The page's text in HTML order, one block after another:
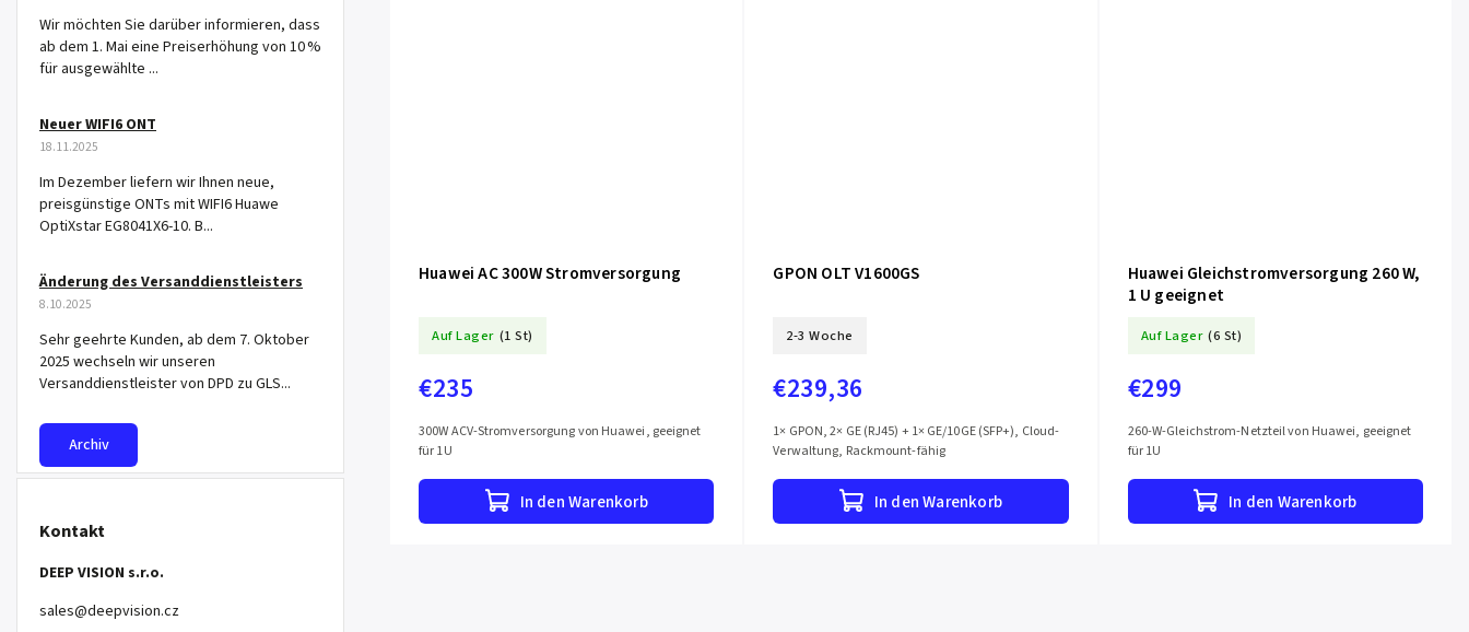
Wir möchten Sie darüber informieren, dass
ab dem 1. Mai eine Preiserhöhung von 10 %
für ausgewählte ...
Neuer WIFI6 ONT
18.11.2025
Im Dezember liefern wir Ihnen neue,
preisgünstige ONTs mit WIFI6 Huawe
OptiXstar EG8041X6-10. B...
Änderung des Versanddienstleisters
8.10.2025
Sehr geehrte Kunden, ab dem 7. Oktober
2025 wechseln wir unseren
Versanddienstleister von DPD zu GLS...
Archiv
Kontakt
DEEP VISION s.r.o.
sales@deepvision.cz
Huawei AC 300W Stromversorgung
Auf Lager (1 St)
€235
In den Warenkorb
300W ACV-Stromversorgung von Huawei, geeignet
für 1U
GPON OLT V1600GS
2-3 Woche
€239,36
In den Warenkorb
1× GPON, 2× GE (RJ45) + 1× GE/10GE (SFP+), Cloud-
Verwaltung, Rackmount-fähig
Huawei Gleichstromversorgung 260 W,
1 U geeignet
Auf Lager (6 St)
€299
In den Warenkorb
260-W-Gleichstrom-Netzteil von Huawei, geeignet
für 1U